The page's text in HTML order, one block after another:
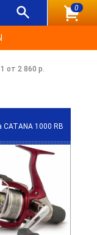
0
от 2 860 р.
CATANA 1000 RB